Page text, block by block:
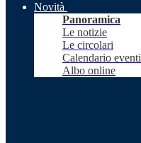
Novità
Panoramica
Le notizie
Le circolari
Calendario eventi
Albo online